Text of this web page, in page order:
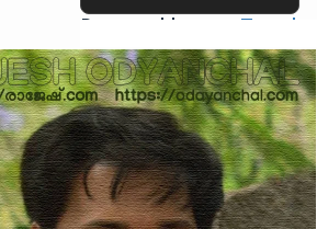
Powered by Translate